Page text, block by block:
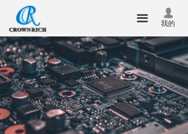
넙
我的
끀
首页
关于我们
产品中心
新闻中心
技术服务